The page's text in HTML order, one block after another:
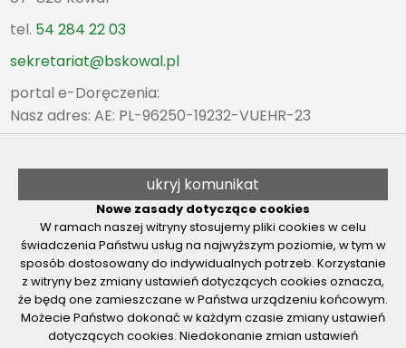
tel. 54 284 22 03
sekretariat@bskowal.pl
portal e-Doręczenia:
Nasz adres: AE: PL-96250-19232-VUEHR-23
poniedziałek - piątek
8:00 - 15:30
54 284 22 03
Pozostałe Placówki
poniedziałek - piątek
8:00 - 15:30
Nowe zasady dotyczące cookies
W ramach naszej witryny stosujemy pliki cookies w celu
świadczenia Państwu usług na najwyższym poziomie, w tym w
sposób dostosowany do indywidualnych potrzeb. Korzystanie
z witryny bez zmiany ustawień dotyczących cookies oznacza,
że będą one zamieszczane w Państwa urządzeniu końcowym.
Możecie Państwo dokonać w każdym czasie zmiany ustawień
dotyczących cookies. Niedokonanie zmian ustawień
ukryj komunikat